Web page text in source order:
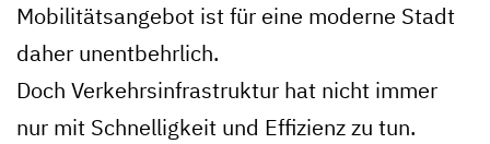
Mobilitätsangebot ist für eine moderne Stadt
daher unentbehrlich.
Doch Verkehrsinfrastruktur hat nicht immer
nur mit Schnelligkeit und Effizienz zu tun.